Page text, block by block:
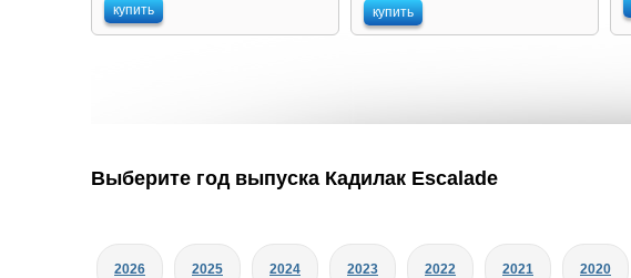
купить купить
Выберите год выпуска Кадилак Escalade
2026 2025 2024 2023 2022 2021 2020